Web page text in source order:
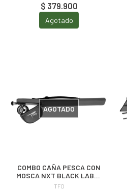
$ 379.900
Agotado
AGOTADO
COMBO CAÑA PESCA CON
MOSCA NXT BLACK LABEL
KIT
TFO